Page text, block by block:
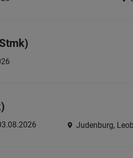
Judenburg,